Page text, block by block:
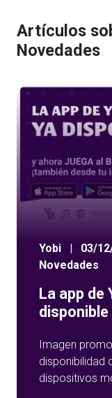
Artículos
Novedades
Yobi | 03/
Novedades
La app de
disponible
Imagen
disponibilidad
dispositivos